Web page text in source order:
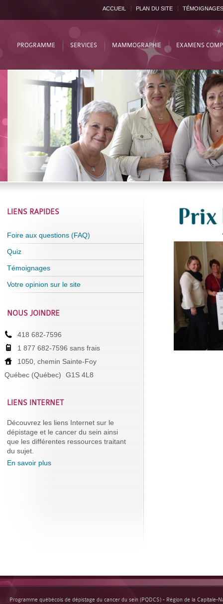
ACCUEIL PLAN DU SITE TÉMOIGNAGES
PROGRAMME SERVICES MAMMOGRAPHIE EXAMENS
LIENS RAPIDES
Foire aux questions (FAQ)
Quiz
Témoignages
Votre opinion sur le site
NOUS JOINDRE
418 682-7596
1 877 682-7596 sans frais
1050, chemin Sainte-Foy
Québec (Québec)
G1S 4L8
LIENS INTERNET
Découvrez les liens Internet sur le
dépistage et le cancer du sein ainsi
que les différentes ressources traitant
du sujet.
En savoir plus
Programme québécois de dépistage du cancer du sein (PQDCS) - Région de la Capitale-